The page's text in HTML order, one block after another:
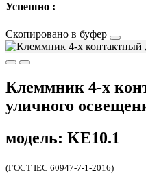
Успешно :
Скопировано в буфер
Клеммник 4-х
уличного
модель: KE10.1
(ГОСТ IEC 60947-7-1-2016)